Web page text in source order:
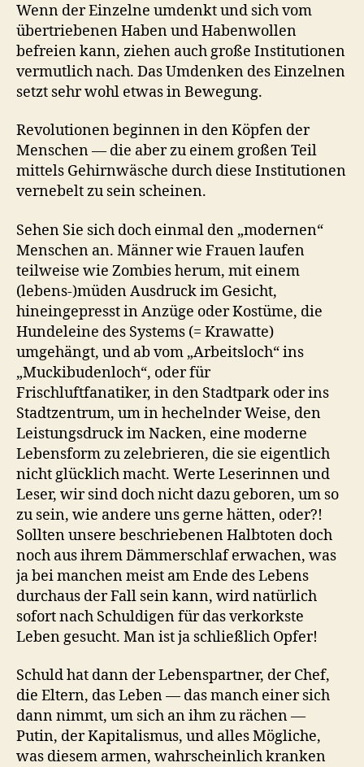
Wenn der Einzelne umdenkt und sich vom
übertriebenen Haben und Habenwollen
befreien kann, ziehen auch große Institutionen
vermutlich nach. Das Umdenken des Einzelnen
setzt sehr wohl etwas in Bewegung.
Revolutionen beginnen in den Köpfen der
Menschen — die aber zu einem großen Teil
mittels Gehirnwäsche durch diese Institutionen
vernebelt zu sein scheinen.
Sehen Sie sich doch einmal den „modernen“
Menschen an. Männer wie Frauen laufen
teilweise wie Zombies herum, mit einem
(lebens-)müden Ausdruck im Gesicht,
hineingepresst in Anzüge oder Kostüme, die
Hundeleine des Systems (= Krawatte)
umgehängt, und ab vom „Arbeitsloch“ ins
„Muckibudenloch“, oder für
Frischluftfanatiker, in den Stadtpark oder ins
Stadtzentrum, um in hechelnder Weise, den
Leistungsdruck im Nacken, eine moderne
Lebensform zu zelebrieren, die sie eigentlich
nicht glücklich macht. Werte Leserinnen und
Leser, wir sind doch nicht dazu geboren, um so
zu sein, wie andere uns gerne hätten, oder?!
Sollten unsere beschriebenen Halbtoten doch
noch aus ihrem Dämmerschlaf erwachen, was
ja bei manchen meist am Ende des Lebens
durchaus der Fall sein kann, wird natürlich
sofort nach Schuldigen für das verkorkste
Leben gesucht. Man ist ja schließlich Opfer!
Schuld hat dann der Lebenspartner, der Chef,
die Eltern, das Leben — das manch einer sich
dann nimmt, um sich an ihm zu rächen —
Putin, der Kapitalismus, und alles Mögliche,
was diesem armen, wahrscheinlich kranken